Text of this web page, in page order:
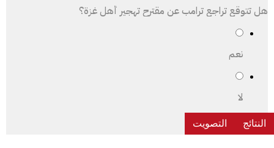
هل تتوقع تراجع ترامب عن مقترح تهجير أهل غزة؟
نعم
لا